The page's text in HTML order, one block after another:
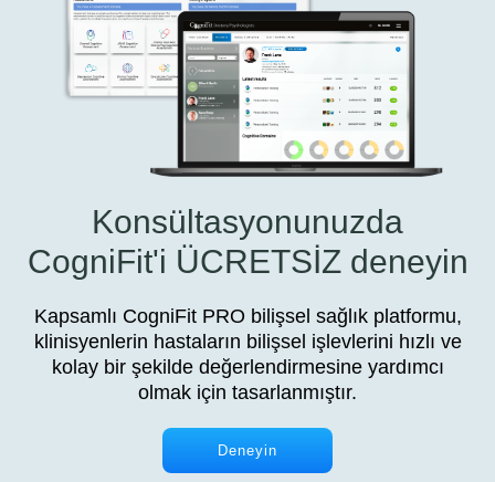
Konsültasyonunuzda
CogniFit'i ÜCRETSİZ deneyin
Kapsamlı CogniFit PRO bilişsel sağlık platformu,
klinisyenlerin hastaların bilişsel işlevlerini hızlı ve
kolay bir şekilde değerlendirmesine yardımcı
olmak için tasarlanmıştır.
Deneyin